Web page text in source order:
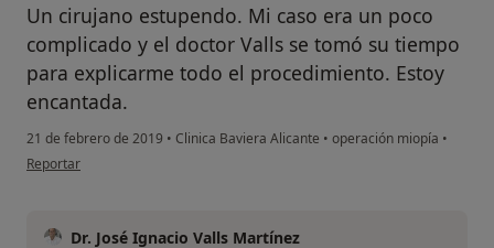
Un cirujano estupendo. Mi caso era un poco
complicado y el doctor Valls se tomó su tiempo
para explicarme todo el procedimiento. Estoy
encantada.
21 de febrero de 2019 • Clinica Baviera Alicante • operación miopía •
en opinión del usuario Cuenta eliminada
Reportar
Dr. José Ignacio Valls Martínez